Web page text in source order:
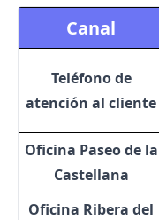
Canal
Teléfono de
atención al cliente
Oficina Paseo de la
Castellana
Oficina Ribera del